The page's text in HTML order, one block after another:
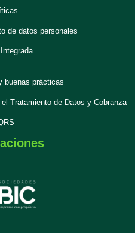
de datos personales
buenas prácticas
Tratamiento de Datos y Cobranza